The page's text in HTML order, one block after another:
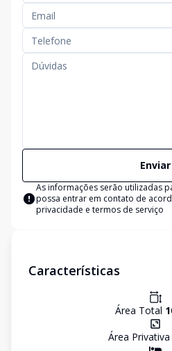
Enviar
As informações serão utilizadas
possa entrar em contato de
privacidade e termos de serviço
Características
Área Total
Área Privativa